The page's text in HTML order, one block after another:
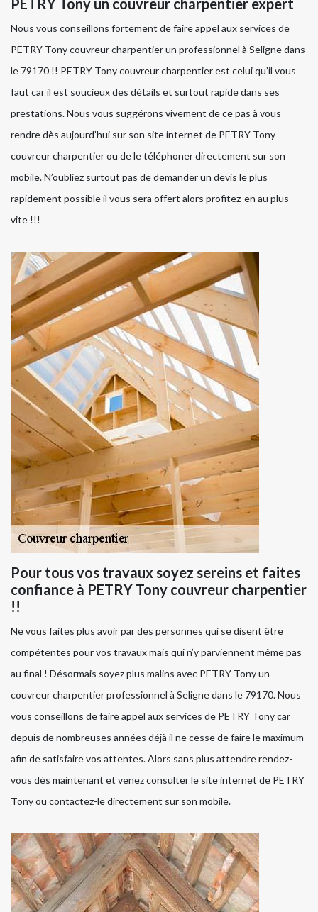
PETRY Tony un couvreur charpentier expert
Nous vous conseillons fortement de faire appel aux services de
PETRY Tony couvreur charpentier un professionnel à Seligne dans
le 79170 !! PETRY Tony couvreur charpentier est celui qu’il vous
faut car il est soucieux des détails et surtout rapide dans ses
prestations. Nous vous suggérons vivement de ce pas à vous
rendre dès aujourd’hui sur son site internet de PETRY Tony
couvreur charpentier ou de le téléphoner directement sur son
mobile. N’oubliez surtout pas de demander un devis le plus
rapidement possible il vous sera offert alors profitez-en au plus
vite !!!
Pour tous vos travaux soyez sereins et faites
confiance à PETRY Tony couvreur charpentier
!!
Ne vous faites plus avoir par des personnes qui se disent être
compétentes pour vos travaux mais qui n’y parviennent même pas
au final ! Désormais soyez plus malins avec PETRY Tony un
couvreur charpentier professionnel à Seligne dans le 79170. Nous
vous conseillons de faire appel aux services de PETRY Tony car
depuis de nombreuses années déjà il ne cesse de faire le maximum
afin de satisfaire vos attentes. Alors sans plus attendre rendez-
vous dès maintenant et venez consulter le site internet de PETRY
Tony ou contactez-le directement sur son mobile.